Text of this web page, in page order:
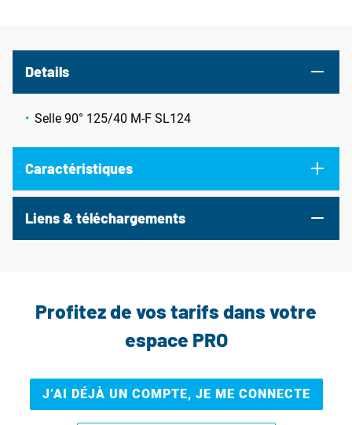
Details
Selle 90° 125/40 M-F SL124
Caractéristiques
Liens & téléchargements
Profitez de vos tarifs dans votre
espace PRO
J’AI DÉJÀ UN COMPTE, JE ME CONNECTE